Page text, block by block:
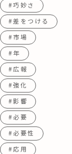
#巧妙さ
#差をつける
#市場
#年
#広報
#強化
#影響
#必要
#必要性
#応用